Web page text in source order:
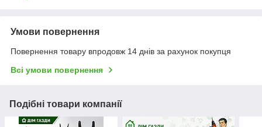
Умови повернення
Повернення товару впродовж 14 днів за рахунок покупця
Всі умови повернення
Подібні товари компанії